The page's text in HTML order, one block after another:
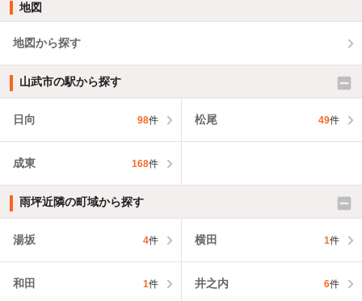
地図
地図から探す
山武市の駅から探す
日向 98件 松尾 49件
成東 168件
雨坪近隣の町域から探す
湯坂 4件 横田 1件
和田 1件 井之内 6件